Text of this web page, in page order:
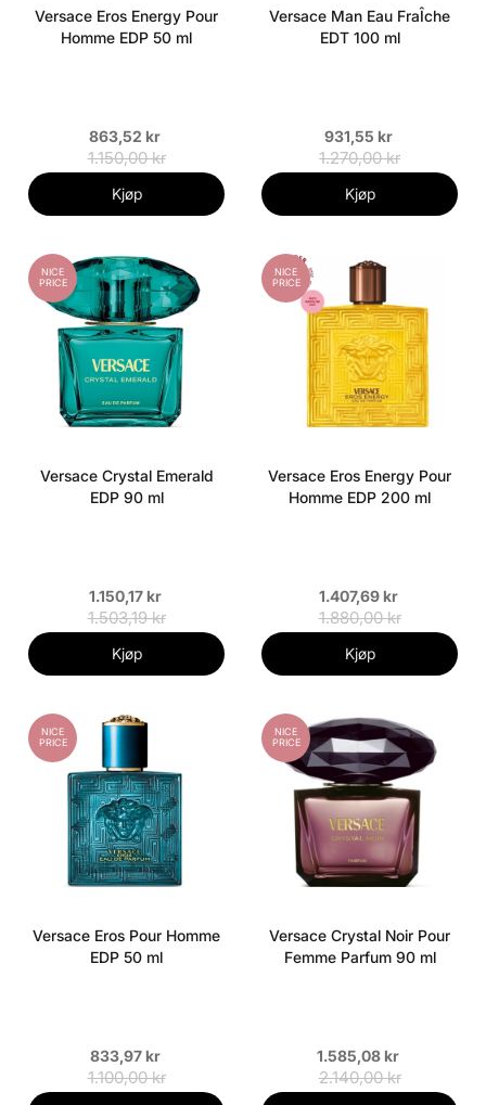
Versace Eros Energy Pour
Homme EDP 50 ml
863,52 kr
1.150,00 kr
Kjøp
Versace Man Eau FraÎche
EDT 100 ml
931,55 kr
1.270,00 kr
Kjøp
NICE
PRICE
Versace Crystal Emerald
EDP 90 ml
1.150,17 kr
1.503,19 kr
Kjøp
NICE
PRICE
Versace Eros Energy Pour
Homme EDP 200 ml
1.407,69 kr
1.880,00 kr
Kjøp
NICE
PRICE
Versace Eros Pour Homme
EDP 50 ml
833,97 kr
1.100,00 kr
NICE
PRICE
Versace Crystal Noir Pour
Femme Parfum 90 ml
1.585,08 kr
2.140,00 kr